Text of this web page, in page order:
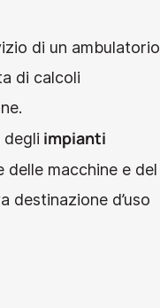
di un ambulatorio
di calcoli
impianti
macchine e del
destinazione d’uso